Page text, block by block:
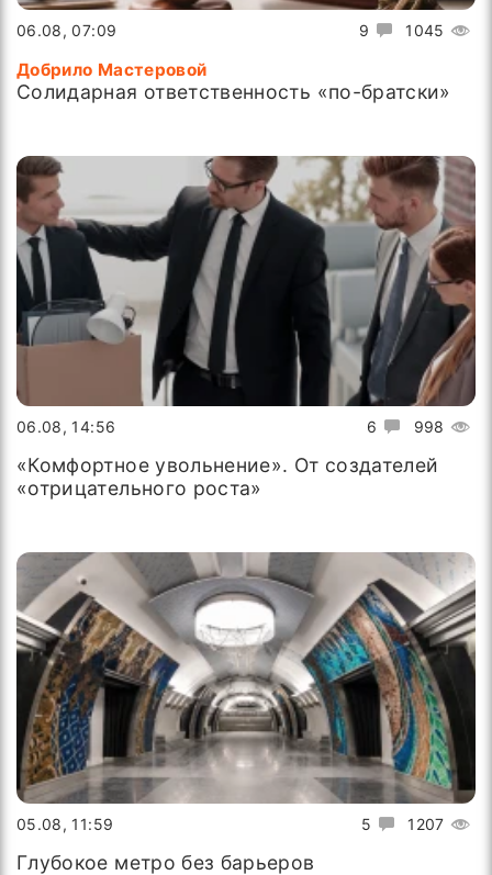
9 1045
06.08, 07:09
Добрило Мастеровой
Солидарная ответственность «по-братски»
6 998
06.08, 14:56
«Комфортное увольнение». От создателей
«отрицательного роста»
5 1207
05.08, 11:59
Глубокое метро без барьеров